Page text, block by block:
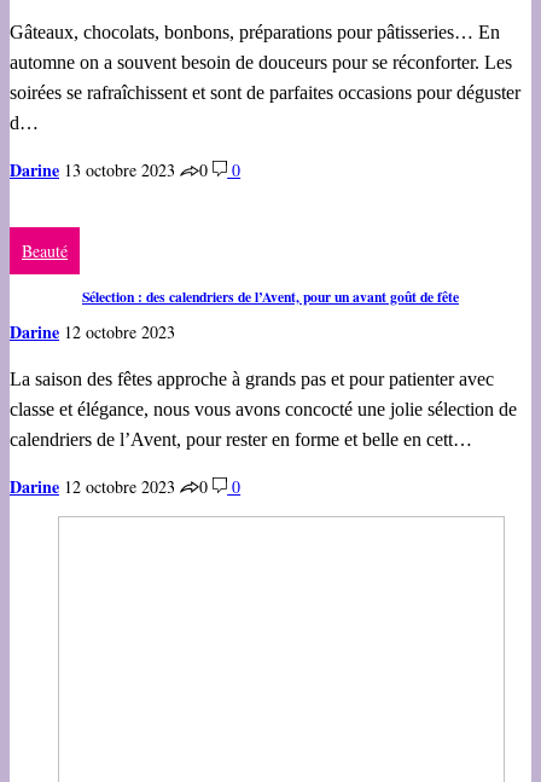
Gâteaux, chocolats, bonbons, préparations pour pâtisseries… En
automne on a souvent besoin de douceurs pour se réconforter. Les
soirées se rafraîchissent et sont de parfaites occasions pour déguster
d…
Darine 13 octobre 2023 0 0
Beauté
Sélection : des calendriers de l’Avent, pour un avant goût de fête
Darine 12 octobre 2023
La saison des fêtes approche à grands pas et pour patienter avec
classe et élégance, nous vous avons concocté une jolie sélection de
calendriers de l’Avent, pour rester en forme et belle en cett…
Darine 12 octobre 2023 0 0